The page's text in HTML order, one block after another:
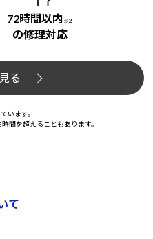
72時間以内 ※2
の修理対応
る
います。
間を超えることもあります。
て